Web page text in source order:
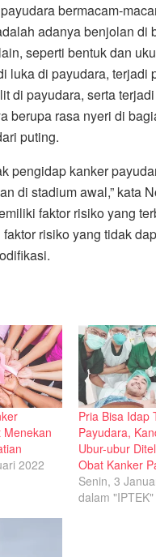
bermacam-
adanya benjolan di
seperti bentuk dan
luka di payudara, terjadi
di payudara, serta
berupa rasa nyeri di
puting.
pengidap kanker
di stadium awal,” kata
faktor risiko yang
risiko yang tidak
Menekan
2022
Pria Bisa Idap
Payudara,
Ubur-ubur
Obat Kanker
Senin, 3
dalam "IPTEK"